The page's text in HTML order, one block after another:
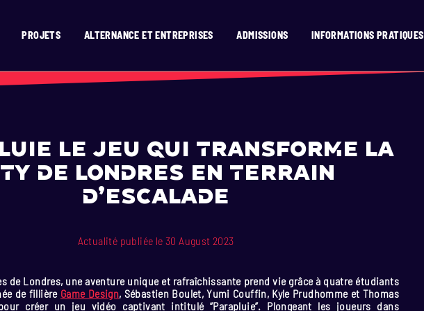
PROJETS ALTERNANCE ET ENTREPRISES ADMISSIONS INFORMATIONS PRATIQUES
?
(HORS UE)
STUDENTS
TEMPS RÉEL
2D / 3D EN 15 MOIS
RÉEL
le jeu qui transforme la
de Londres en terrain
d’escalade
Actualité publiée le 30 August 2023
de Londres, une aventure unique et rafraîchissante prend vie grâce à quatre étudiants
de fillière Game Design, Sébastien Boulet, Yumi Couffin, Kyle Prudhomme et Thomas
créer un jeu vidéo captivant intitulé “Parapluie”. Plongeant les joueurs dans